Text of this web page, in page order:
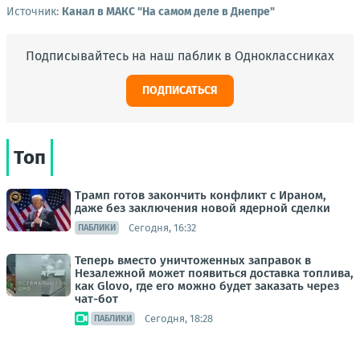
Источник: Канал в МАКС "На самом деле в Днепре"
Подписывайтесь на наш паблик в Одноклассниках
ПОДПИСАТЬСЯ
Топ
Трамп готов закончить конфликт с Ираном,
даже без заключения новой ядерной сделки
ПАБЛИКИ Сегодня, 16:32
Теперь вместо уничтоженных заправок в
Незалежной может появиться доставка топлива,
как Glovo, где его можно будет заказать через
чат-бот
ПАБЛИКИ Сегодня, 18:28